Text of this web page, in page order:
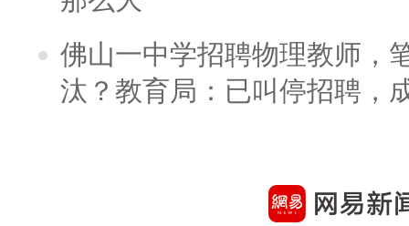
佛山一中学招聘物理教师，
汰？教育局：已叫停招聘，